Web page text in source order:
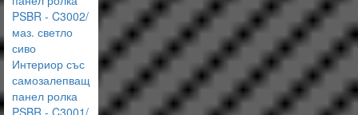
PSBR - C3002/
маз. светло
сиво
Интериор със
самозалепващ
панел ролка
PSBR - C3001/